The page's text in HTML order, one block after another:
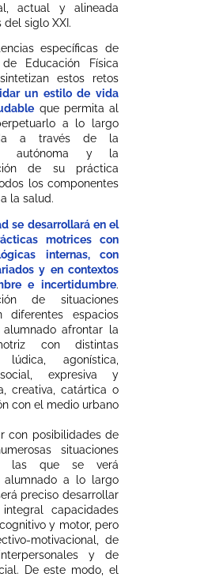
actual y alineada
siglo XXI.
específicas de
Educación Física
estos retos
un estilo de vida
que permita al
a lo largo
a través de la
autónoma y la
de su práctica
los componentes
la salud.
se desarrollará en el
motrices con
internas, con
y en contextos
e incertidumbre.
de situaciones
diferentes espacios
afrontar la
con distintas
lúdica, agonística,
expresiva y
creativa, catártica o
con el medio urbano
con posibilidades de
situaciones
las que se verá
alumnado a lo largo
preciso desarrollar
capacidades
y motor, pero
motivacional, de
y de
De este modo, el